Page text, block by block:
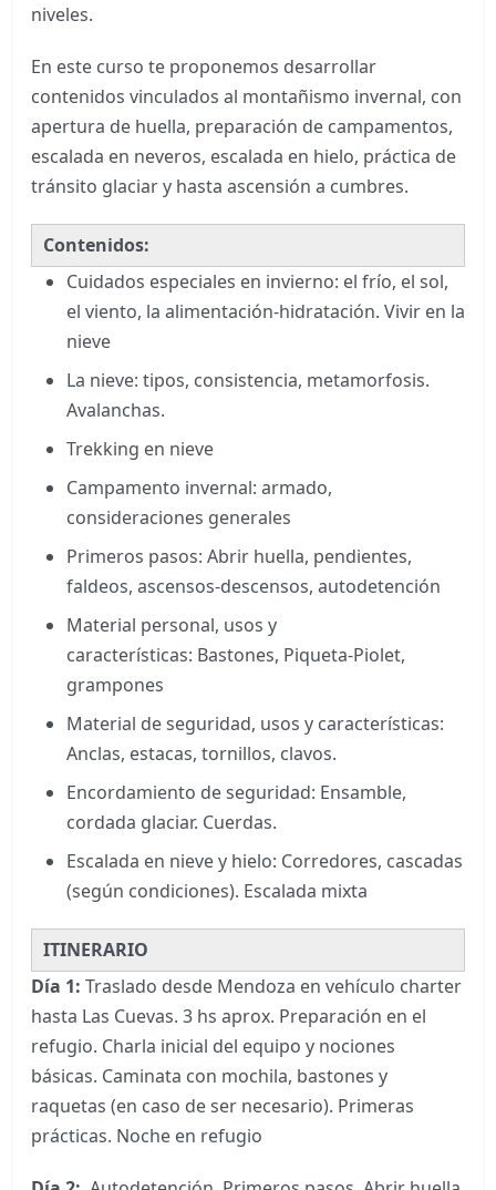
niveles.
En este curso te proponemos desarrollar
contenidos vinculados al montañismo invernal, con
apertura de huella, preparación de campamentos,
escalada en neveros, escalada en hielo, práctica de
tránsito glaciar y hasta ascensión a cumbres.
Contenidos:
Cuidados especiales en invierno: el frío, el sol,
el viento, la alimentación-hidratación. Vivir en la
nieve
La nieve: tipos, consistencia, metamorfosis.
Avalanchas.
Trekking en nieve
Campamento invernal: armado,
consideraciones generales
Primeros pasos: Abrir huella, pendientes,
faldeos, ascensos-descensos, autodetención
Material personal, usos y
características: Bastones, Piqueta-Piolet,
grampones
Material de seguridad, usos y características:
Anclas, estacas, tornillos, clavos.
Encordamiento de seguridad: Ensamble,
cordada glaciar. Cuerdas.
Escalada en nieve y hielo: Corredores, cascadas
(según condiciones). Escalada mixta
ITINERARIO
Día 1: Traslado desde Mendoza en vehículo charter
hasta Las Cuevas. 3 hs aprox. Preparación en el
refugio. Charla inicial del equipo y nociones
básicas. Caminata con mochila, bastones y
raquetas (en caso de ser necesario). Primeras
prácticas. Noche en refugio